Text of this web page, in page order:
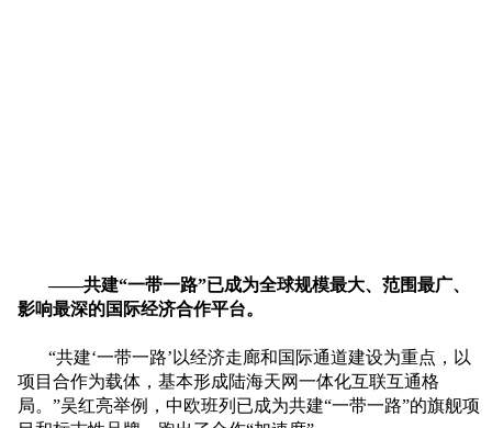
——共建“一带一路”已成为全球规模最大、范围最广、
影响最深的国际经济合作平台。
“共建‘一带一路’以经济走廊和国际通道建设为重点，以
项目合作为载体，基本形成陆海天网一体化互联互通格
局。”吴红亮举例，中欧班列已成为共建“一带一路”的旗舰项